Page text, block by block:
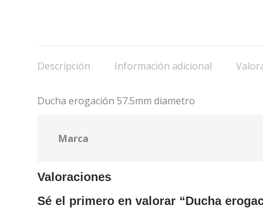
Descripción Información adicional
Ducha erogación 57.5mm diametro
Marca
Valoraciones
Sé el primero en valorar “Ducha